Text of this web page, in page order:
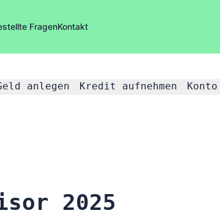
FragenKontakt
anlegen Kredit aufnehmen
2025